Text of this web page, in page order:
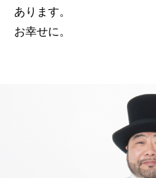
あります。
お幸せに。